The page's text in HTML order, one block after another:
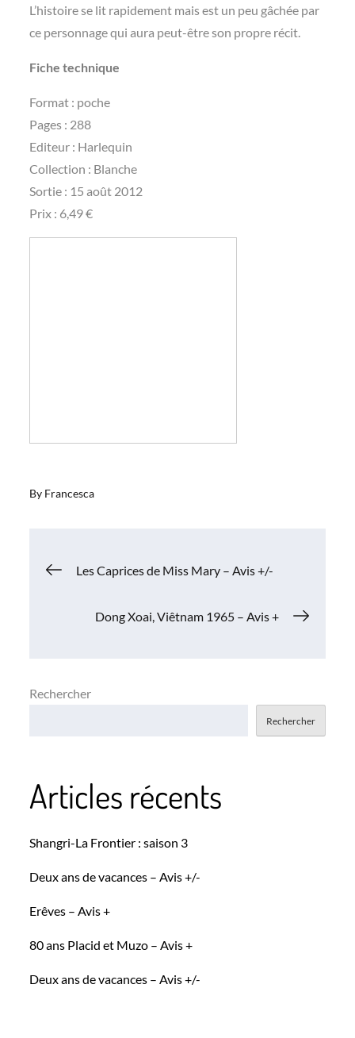
L’histoire se lit rapidement mais est un peu gâchée par
ce personnage qui aura peut-être son propre récit.
Fiche technique
Format : poche
Pages : 288
Editeur : Harlequin
Collection : Blanche
Sortie : 15 août 2012
Prix : 6,49 €
By Francesca
Navigation
Les Caprices de Miss Mary – Avis +/-
Dong Xoai, Viêtnam 1965 – Avis +
Rechercher
Rechercher
Articles récents
Shangri-La Frontier : saison 3
Deux ans de vacances – Avis +/-
Erêves – Avis +
80 ans Placid et Muzo – Avis +
Deux ans de vacances – Avis +/-